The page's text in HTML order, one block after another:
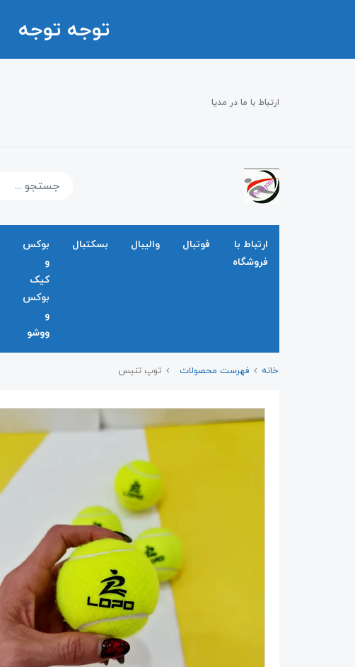
توجه توجه
ارتباط با ما در مدیا
ارتباط با
فروشگاه
فوتبال والیبال بسکتبال
بوکس
و
کیک
بوکس
و
ووشو
خانه فهرست محصولات توپ تنیس